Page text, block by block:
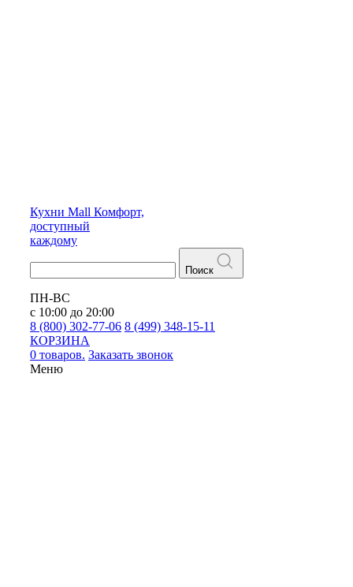
Кухни Mall Комфорт,
доступный
каждому
Поиск
ПН-ВС
с 10:00 до 20:00
8 (800) 302-77-06 8 (499) 348-15-11
КОРЗИНА
0 товаров. Заказать звонок
Меню